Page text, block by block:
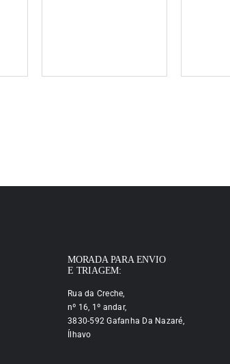
MORADA PARA ENVIO
E TRIAGEM:
Rua da Creche,
nº 16, 1º andar,
3830-592 Gafanha Da Nazaré,
Ílhavo